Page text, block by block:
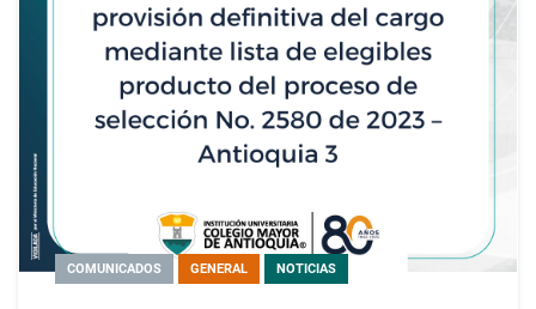
COMUNICADOS GENERAL NOTICIAS